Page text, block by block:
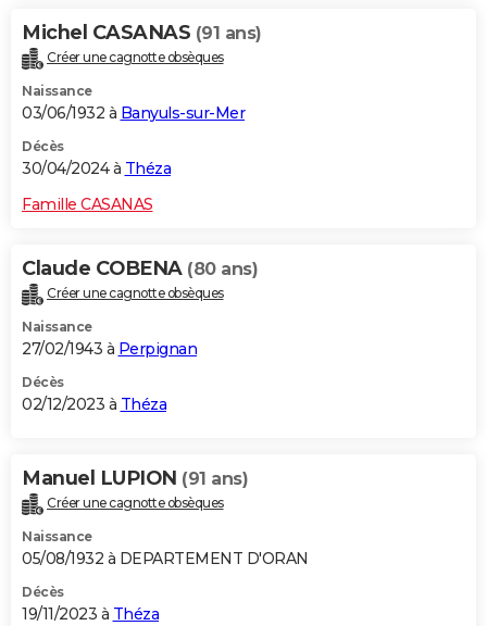
Michel CASANAS (91 ans)
Créer une cagnotte obsèques
Naissance
03/06/1932 à Banyuls-sur-Mer
Décès
30/04/2024 à Théza
Famille CASANAS
Claude COBENA (80 ans)
Créer une cagnotte obsèques
Naissance
27/02/1943 à Perpignan
Décès
02/12/2023 à Théza
Manuel LUPION (91 ans)
Créer une cagnotte obsèques
Naissance
05/08/1932 à DEPARTEMENT D'ORAN
Décès
19/11/2023 à Théza